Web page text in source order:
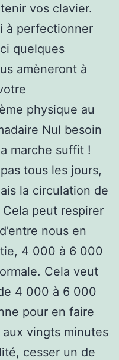
vos clavier.
à perfectionner
quelques
amèneront à
physique au
Nul besoin
marche suffit !
tous les jours,
la circulation de
Cela peut respirer
nous en
4 000 à 6 000
Cela veut
4 000 à 6 000
pour en faire
vingts minutes
cesser un de